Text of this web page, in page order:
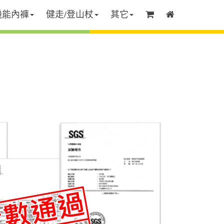
內褲 健走/登山杖 其它